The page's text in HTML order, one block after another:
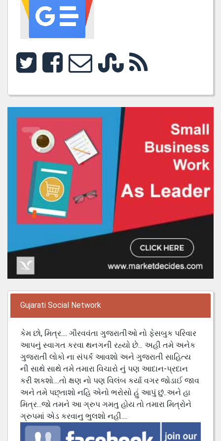
Gujarati Social Network
કેમ છો, મિત્ર.... ગૌરવવંતા ગુજરાતીઓ નો ફેસબુક પરિવાર
આપનું સ્વાગત કરવા થનગની રહ્યો છે... અહી તમે અનેક
ગુજરાતી લોકો ના સંપર્ક આવશો અને ગુજરાતી સાહિત્ય
ની સાથે સાથે તમે તમારા વિચારો નું પણ આદાન-પ્રદાન
કરી શકશો....તો ક્ષણ નો પણ વિલંબ કર્યા વગર જોડાઈ જાવ
અને તમે પછ્તાશો નહિ એનો ભરોસો હું આપું છું..અને હા
મિત્ર...જો તમને આ ગ્રુપ ગમતુ હોય તો તમારા મિત્રોને
ગ્રુપમાં એડ કરવાનુ ભુલશો નહી....